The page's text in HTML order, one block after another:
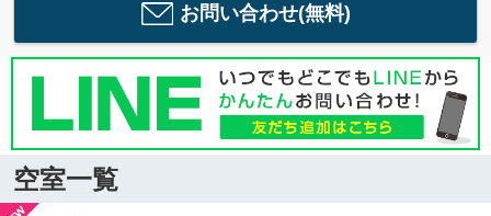
お問い合わせ(無料)
空室一覧